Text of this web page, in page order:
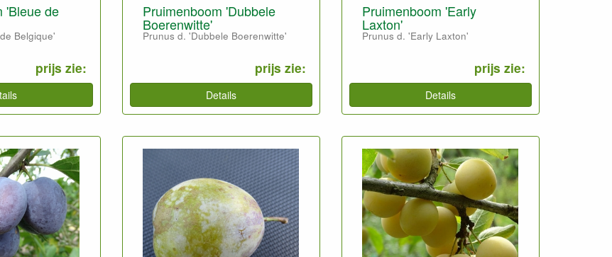
'Bleue de
Belgique'
prijs zie:
Pruimenboom 'Dubbele
Boerenwitte'
Prunus d. 'Dubbele Boerenwitte'
prijs zie:
Details
Pruimenboom 'Early
Laxton'
Prunus d. 'Early Laxton'
prijs zie:
Details